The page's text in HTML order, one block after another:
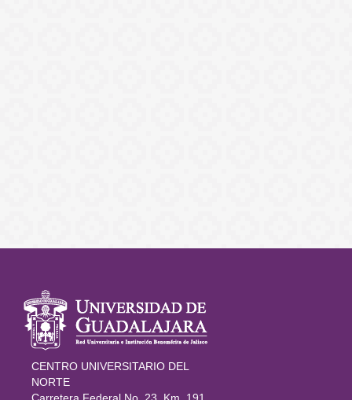
Información
del portal
CENTRO UNIVERSITARIO DEL
NORTE
Carretera Federal No. 23, Km. 191,